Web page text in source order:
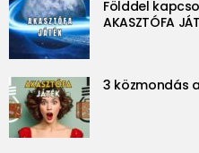
Földdel
AKASZTÓFA
3 közmondás